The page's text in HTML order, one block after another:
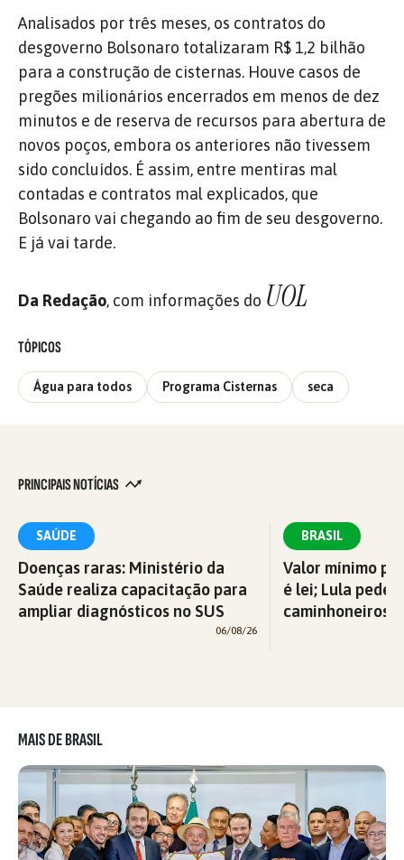
Analisados por três meses, os contratos do
desgoverno Bolsonaro totalizaram R$ 1,2 bilhão
para a construção de cisternas. Houve casos de
pregões milionários encerrados em menos de dez
minutos e de reserva de recursos para abertura de
novos poços, embora os anteriores não tivessem
sido concluídos. É assim, entre mentiras mal
contadas e contratos mal explicados, que
Bolsonaro vai chegando ao fim de seu desgoverno.
E já vai tarde.
Da Redação, com informações do UOL
TÓPICOS
Água para todos Programa Cisternas seca
PRINCIPAIS NOTÍCIAS
SAÚDE
Doenças raras: Ministério da
Saúde realiza capacitação para
ampliar diagnósticos no SUS
06/08/26
BRASIL
Valor mínimo
é lei; Lula pede
caminhoneiros
MAIS DE BRASIL